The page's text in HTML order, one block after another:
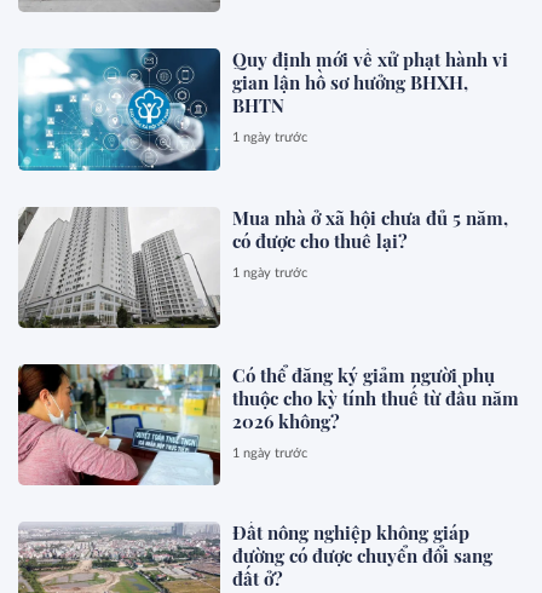
Quy định mới về xử phạt hành vi
gian lận hồ sơ hưởng BHXH,
BHTN
1 ngày trước
Mua nhà ở xã hội chưa đủ 5 năm,
có được cho thuê lại?
1 ngày trước
Có thể đăng ký giảm người phụ
thuộc cho kỳ tính thuế từ đầu năm
2026 không?
1 ngày trước
Đất nông nghiệp không giáp
đường có được chuyển đổi sang
đất ở?